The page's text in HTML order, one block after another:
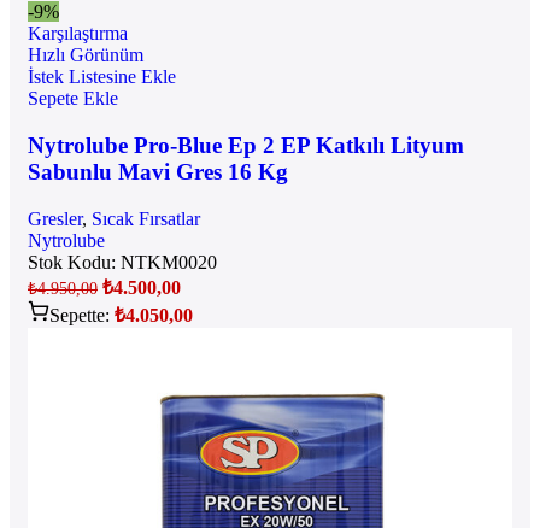
-9%
Karşılaştırma
Hızlı Görünüm
İstek Listesine Ekle
Sepete Ekle
Nytrolube Pro-Blue Ep 2 EP Katkılı Lityum
Sabunlu Mavi Gres 16 Kg
Gresler, Sıcak Fırsatlar
Nytrolube
Stok Kodu: NTKM0020
₺4.950,00 ₺4.500,00
Sepette: ₺4.050,00